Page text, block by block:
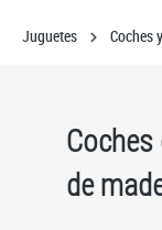
Juguetes Coches
de